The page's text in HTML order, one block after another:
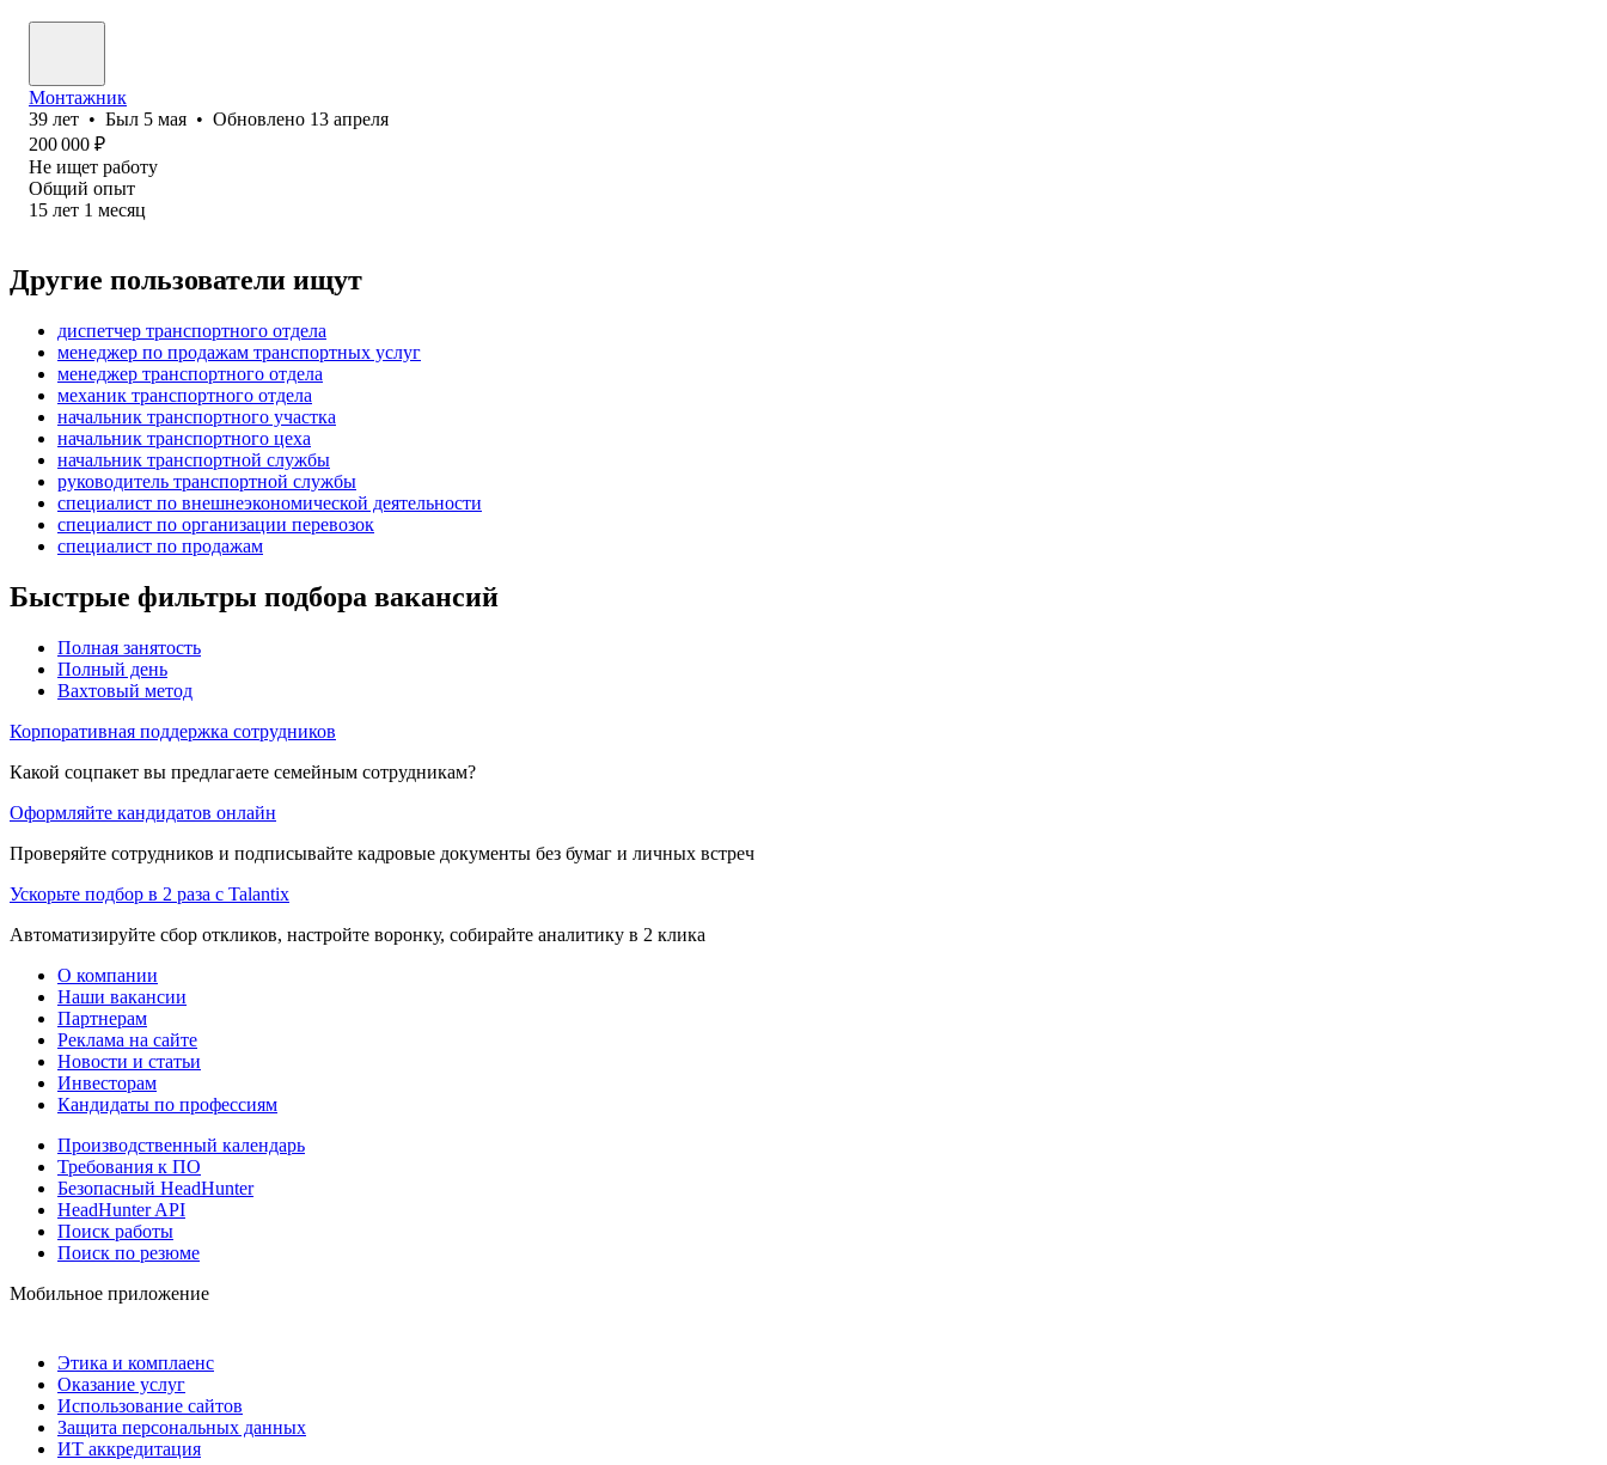
Монтажник
39 лет • Был 5 мая • Обновлено 13 апреля
200 000 ₽
Не ищет работу
Общий опыт
15 лет 1 месяц
Другие пользователи ищут
диспетчер транспортного отдела
менеджер по продажам транспортных услуг
менеджер транспортного отдела
механик транспортного отдела
начальник транспортного участка
начальник транспортного цеха
начальник транспортной службы
руководитель транспортной службы
специалист по внешнеэкономической деятельности
специалист по организации перевозок
специалист по продажам
Быстрые фильтры подбора вакансий
Полная занятость
Полный день
Вахтовый метод
Корпоративная поддержка сотрудников
Какой соцпакет вы предлагаете семейным сотрудникам?
Оформляйте кандидатов онлайн
Проверяйте сотрудников и подписывайте кадровые документы без бумаг и личных встреч
Ускорьте подбор в 2 раза с Talantix
Автоматизируйте сбор откликов, настройте воронку, собирайте аналитику в 2 клика
О компании
Наши вакансии
Партнерам
Реклама на сайте
Новости и статьи
Инвесторам
Кандидаты по профессиям
Производственный календарь
Требования к ПО
Безопасный HeadHunter
HeadHunter API
Поиск работы
Поиск по резюме
Мобильное приложение
Этика и комплаенс
Оказание услуг
Использование сайтов
Защита персональных данных
ИТ аккредитация